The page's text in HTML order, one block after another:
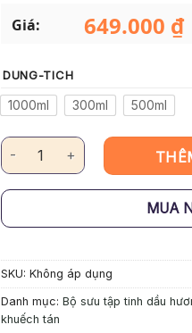
Giá: 649.000 ₫
DUNG-TICH
1000ml 300ml 500ml
Tinh Dầu Khuếch Tán Thiên
MUA
SKU: Không áp dụng
Danh mục: Bộ sưu tập tinh dầu
khuếch tán